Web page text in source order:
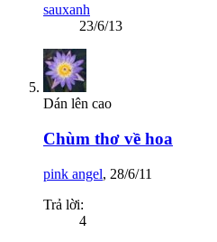
sauxanh
23/6/13
Dán lên cao
Chùm thơ về hoa
pink angel, 28/6/11
Trả lời:
4